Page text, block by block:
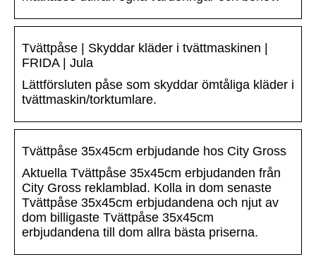
Tvättpåse | Skyddar kläder i tvättmaskinen |
FRIDA | Jula
Lättförsluten påse som skyddar ömtåliga kläder i
tvättmaskin/torktumlare.
Tvättpåse 35x45cm erbjudande hos City Gross
Aktuella Tvättpåse 35x45cm erbjudanden från
City Gross reklamblad. Kolla in dom senaste
Tvättpåse 35x45cm erbjudandena och njut av
dom billigaste Tvättpåse 35x45cm
erbjudandena till dom allra bästa priserna.